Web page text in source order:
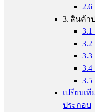
3. สินค้า
เปรียบเ
ประกอบ